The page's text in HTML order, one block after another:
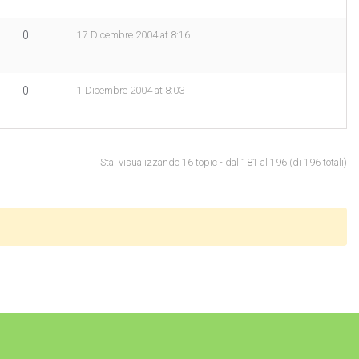
0 17 Dicembre 2004 at 8:16
0 1 Dicembre 2004 at 8:03
Stai visualizzando 16 topic - dal 181 al 196 (di 196 totali)